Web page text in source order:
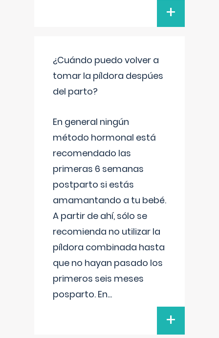
+
¿Cuándo puedo volver a
tomar la píldora despúes
del parto?
En general ningún
método hormonal está
recomendado las
primeras 6 semanas
postparto si estás
amamantando a tu bebé.
A partir de ahí, sólo se
recomienda no utilizar la
píldora combinada hasta
que no hayan pasado los
primeros seis meses
posparto. En...
+